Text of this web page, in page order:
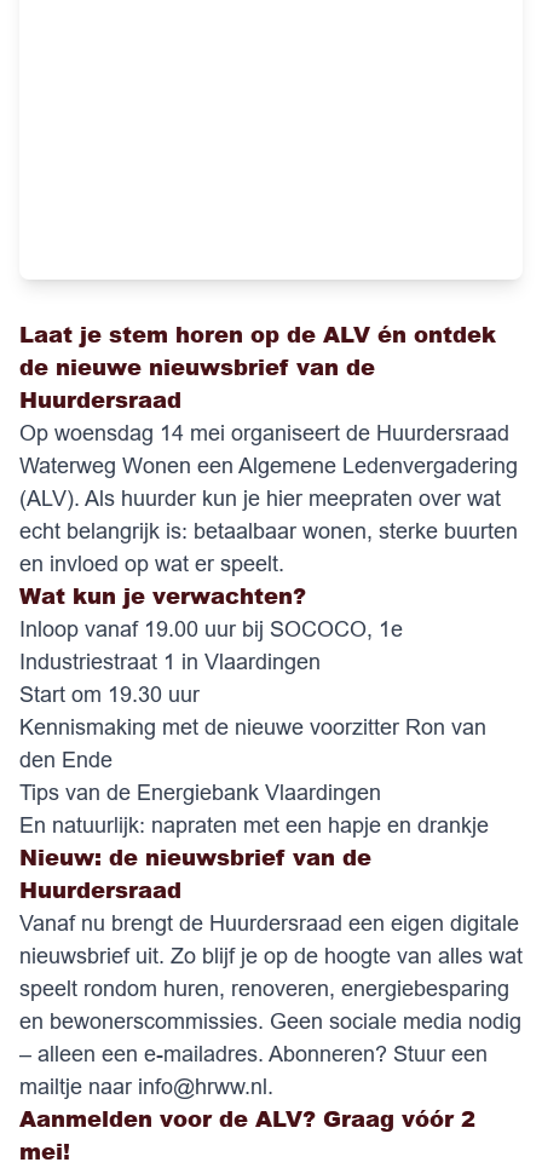
Laat je stem horen op de ALV én ontdek
de nieuwe nieuwsbrief van de
Huurdersraad
Op woensdag 14 mei organiseert de Huurdersraad
Waterweg Wonen een Algemene Ledenvergadering
(ALV). Als huurder kun je hier meepraten over wat
echt belangrijk is: betaalbaar wonen, sterke buurten
en invloed op wat er speelt.
Wat kun je verwachten?
Inloop vanaf 19.00 uur bij SOCOCO, 1e
Industriestraat 1 in Vlaardingen
Start om 19.30 uur
Kennismaking met de nieuwe voorzitter Ron van
den Ende
Tips van de Energiebank Vlaardingen
En natuurlijk: napraten met een hapje en drankje
Nieuw: de nieuwsbrief van de
Huurdersraad
Vanaf nu brengt de Huurdersraad een eigen digitale
nieuwsbrief uit. Zo blijf je op de hoogte van alles wat
speelt rondom huren, renoveren, energiebesparing
en bewonerscommissies. Geen sociale media nodig
– alleen een e-mailadres. Abonneren? Stuur een
mailtje naar info@hrww.nl.
Aanmelden voor de ALV? Graag vóór 2
mei!